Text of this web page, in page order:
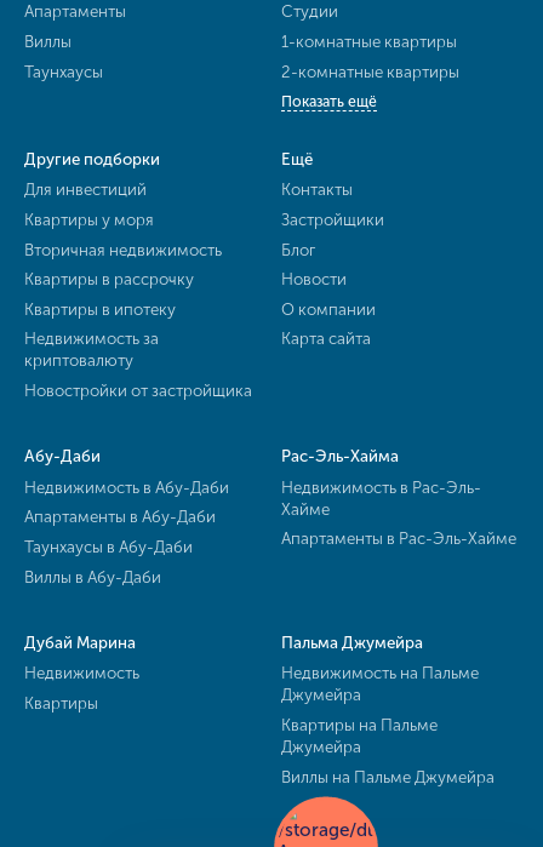
Апартаменты
Виллы
Таунхаусы
Студии
1-комнатные квартиры
2-комнатные квартиры
Показать ещё
Другие подборки
Для инвестиций
Квартиры у моря
Вторичная недвижимость
Квартиры в рассрочку
Квартиры в ипотеку
Недвижимость за
криптовалюту
Новостройки от застройщика
Ещё
Контакты
Застройщики
Блог
Новости
О компании
Карта сайта
Абу-Даби
Недвижимость в Абу-Даби
Апартаменты в Абу-Даби
Таунхаусы в Абу-Даби
Виллы в Абу-Даби
Рас-Эль-Хайма
Недвижимость в Рас-Эль-
Хайме
Апартаменты в Рас-Эль-Хайме
Дубай Марина
Недвижимость
Квартиры
Пальма Джумейра
Недвижимость на Пальме
Джумейра
Квартиры на Пальме
Джумейра
Виллы на Пальме Джумейра